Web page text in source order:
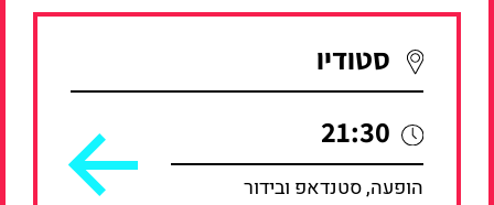
סטודיו
21:30
הופעה, סטנדאפ ובידור